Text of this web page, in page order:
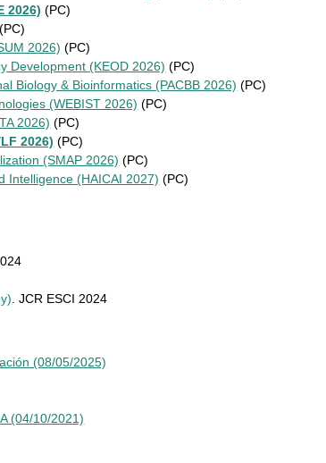
2026) (PC)
(PC)
2026) (PC)
Development (KEOD 2026) (PC)
Biology & Bioinformatics (PACBB 2026) (PC)
(WEBIST 2026) (PC)
2026) (PC)
2026) (PC)
(SMAP 2026) (PC)
Intelligence (HAICAI 2027) (PC)
. JCR ESCI 2024
(08/05/2025)
(04/10/2021)